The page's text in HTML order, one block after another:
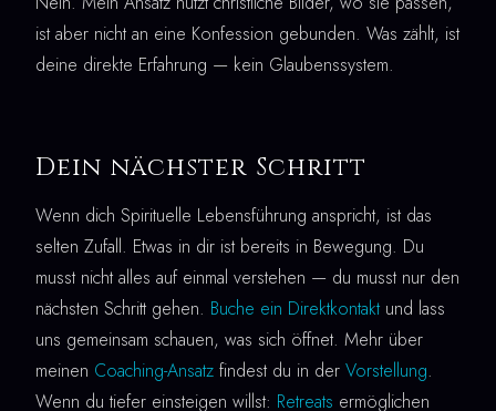
ist aber nicht an eine Konfession gebunden. Was zählt, ist
deine direkte Erfahrung — kein Glaubenssystem.
Dein nächster Schritt
Wenn dich Spirituelle Lebensführung anspricht, ist das
selten Zufall. Etwas in dir ist bereits in Bewegung. Du
musst nicht alles auf einmal verstehen — du musst nur den
nächsten Schritt gehen. Buche ein Direktkontakt und lass
uns gemeinsam schauen, was sich öffnet. Mehr über
meinen Coaching-Ansatz findest du in der Vorstellung.
Wenn du tiefer einsteigen willst: Retreats ermöglichen